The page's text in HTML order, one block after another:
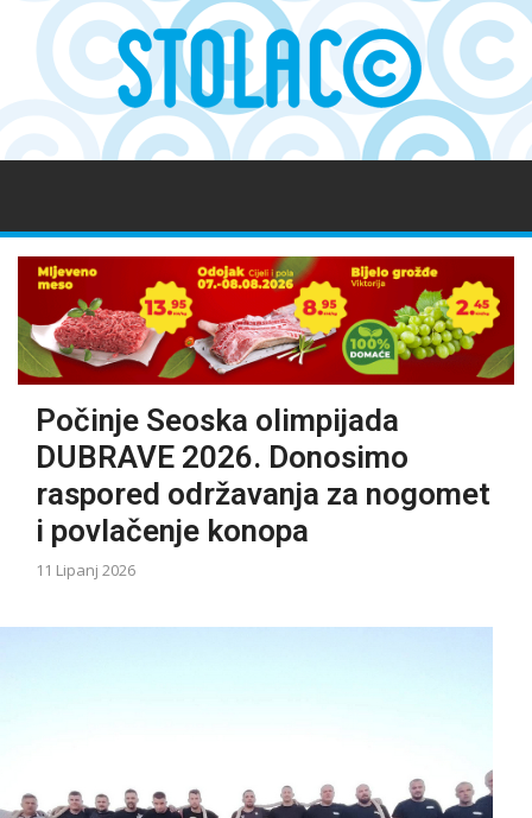
Počinje Seoska olimpijada
DUBRAVE 2026. Donosimo
raspored održavanja za nogomet
i povlačenje konopa
11 Lipanj 2026